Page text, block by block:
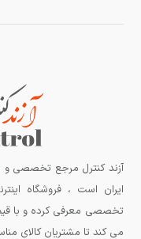
آزند کنترل مرجع تخصصی و
ایران است ، فروشگاه
تخصصی معرفی کرده و با
می کند تا مشتریان کالای